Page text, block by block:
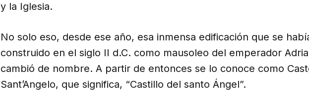
y la Iglesia.
No solo eso, desde ese año, esa inmensa edificación que se
construido en el siglo II d.C. como mausoleo del emperador
cambió de nombre. A partir de entonces se lo conoce como
Sant’Angelo, que significa, “Castillo del santo Ángel”.